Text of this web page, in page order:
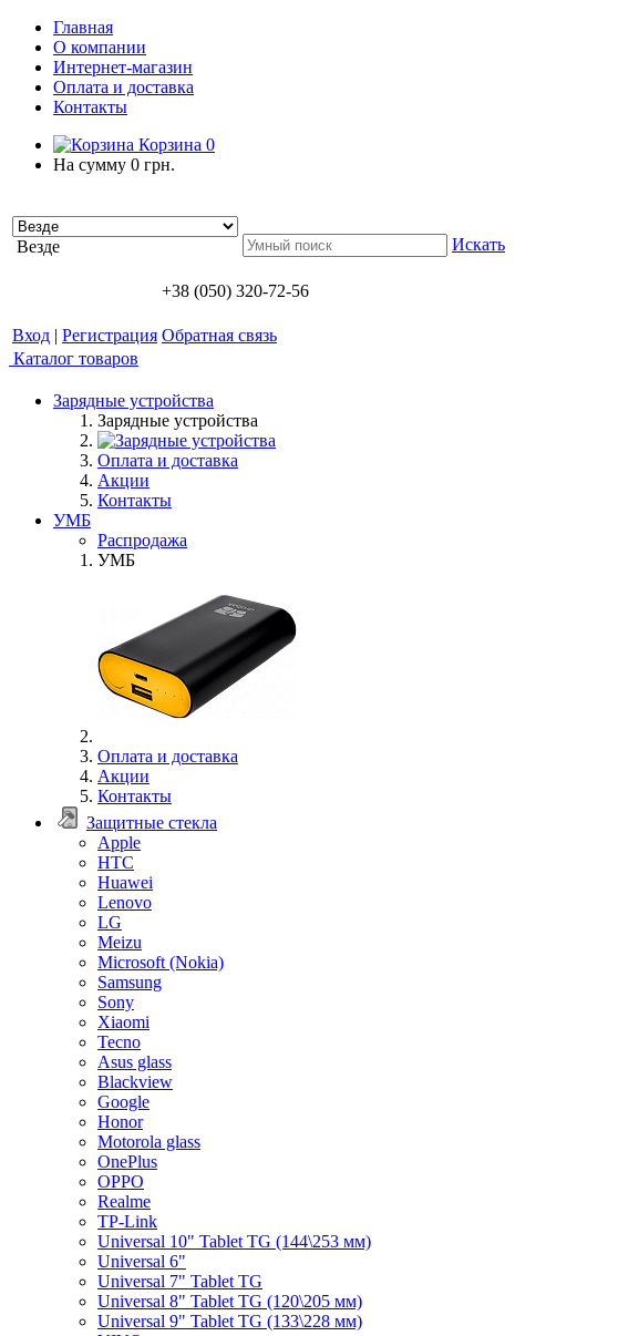
Главная
О компании
Интернет-магазин
Оплата и доставка
Контакты
Корзина 0
На сумму 0 грн.
Везде Искать
+38 (050) 320-72-56
Вход | Регистрация Обратная связь
Каталог товаров
Зарядные устройства
Зарядные устройства
Оплата и доставка
Акции
Контакты
УМБ
Распродажа
УМБ
Оплата и доставка
Акции
Контакты
Защитные стекла
Apple
HTC
Huawei
Lenovo
LG
Meizu
Microsoft (Nokia)
Samsung
Sony
Xiaomi
Tecno
Asus glass
Blackview
Google
Honor
Motorola glass
OnePlus
OPPO
Realme
TP-Link
Universal 10" Tablet TG (144\253 мм)
Universal 6"
Universal 7" Tablet TG
Universal 8" Tablet TG (120\205 мм)
Universal 9" Tablet TG (133\228 мм)